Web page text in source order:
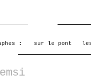
: sur le pont